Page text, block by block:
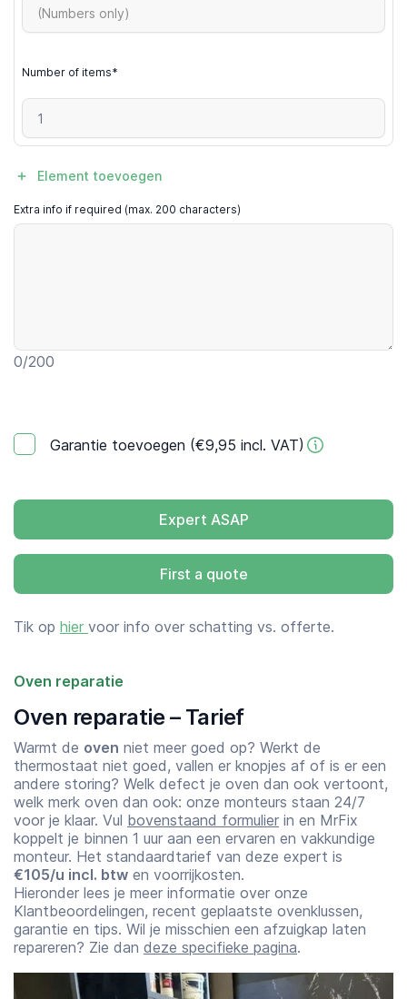
Number of items*
Element toevoegen
Extra info if required (max. 200 characters)
0/200
Garantie toevoegen (€9,95 incl. VAT)
Expert ASAP
First a quote
Tik op hier voor info over schatting vs. offerte.
Oven reparatie
Oven reparatie – Tarief
Warmt de oven niet meer goed op? Werkt de
thermostaat niet goed, vallen er knopjes af of is er een
andere storing? Welk defect je oven dan ook vertoont,
welk merk oven dan ook: onze monteurs staan 24/7
voor je klaar. Vul bovenstaand formulier in en MrFix
koppelt je binnen 1 uur aan een ervaren en vakkundige
monteur. Het standaardtarief van deze expert is
€105/u incl. btw en voorrijkosten.
Hieronder lees je meer informatie over onze
Klantbeoordelingen, recent geplaatste ovenklussen,
garantie en tips. Wil je misschien een afzuigkap laten
repareren? Zie dan deze specifieke pagina.